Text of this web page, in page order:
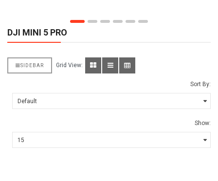
DJI MINI 5 PRO
SIDEBAR Grid View:
Sort By:
Show: